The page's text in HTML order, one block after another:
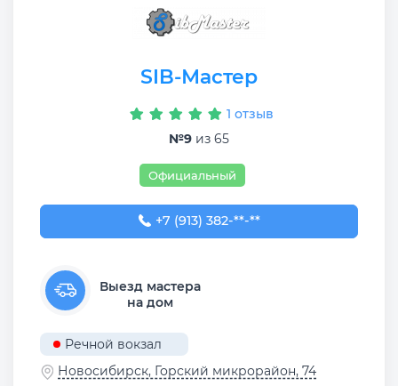
SIB-Мастер
1 отзыв
№9 из 65
Официальный
+7 (913) 382-09-50
+7 (913) 382-**-**
Выезд мастера
на дом
Речной вокзал
Новосибирск, ​Горский микрорайон, 74